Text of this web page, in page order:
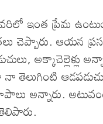
ఇంత ప్రేమ
చెప్పారు.
నా తెలుగింటి
అన్నారు.